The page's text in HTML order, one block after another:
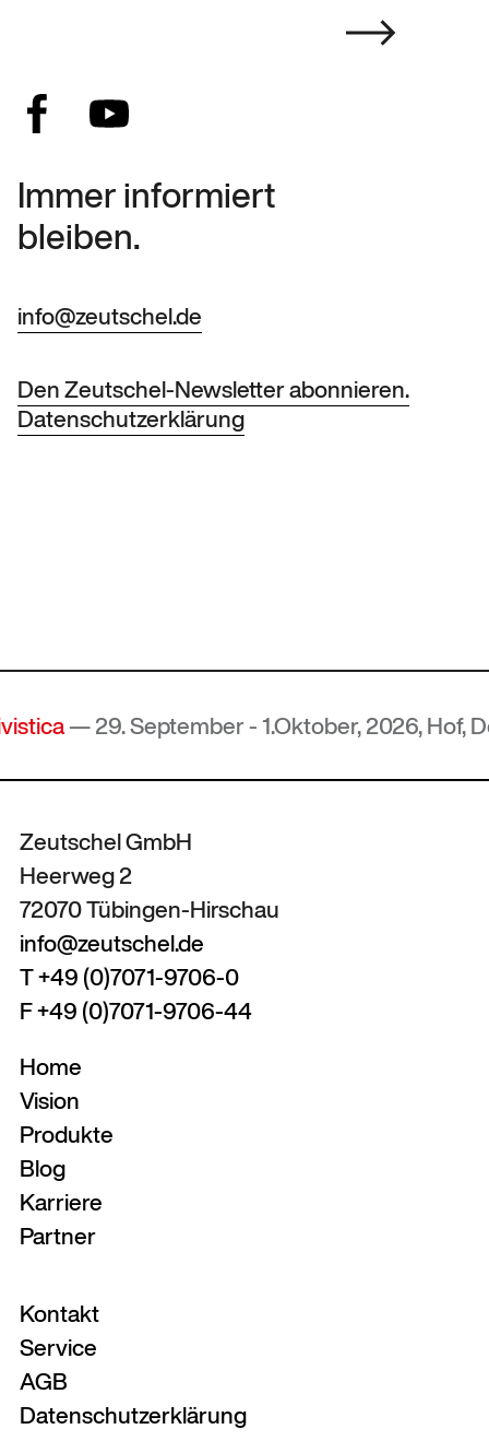
Immer informiert
bleiben.
info@zeutschel.de
Den Zeutschel-Newsletter abonnieren.
Datenschutzerklärung
29. September - 1.Oktober, 2026, Hof,
Zeutschel GmbH
Heerweg 2
72070 Tübingen-Hirschau
info@zeutschel.de
T +49 (0)7071-9706-0
F +49 (0)7071-9706-44
Home
Vision
Produkte
Blog
Karriere
Partner
Kontakt
Service
AGB
Datenschutzerklärung